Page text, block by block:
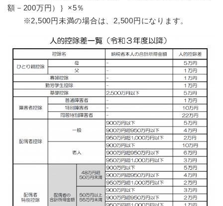
額－200万円）｝×5％
※2,500円未満の場合は、2,500円になります。